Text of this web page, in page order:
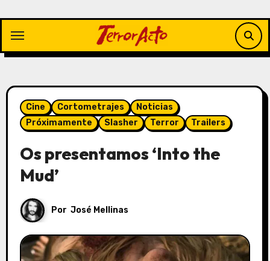
contenido
Cine Cortometrajes
Noticias
Próximamente
Slasher Terror Trailers
Os presentamos ‘Into the
Mud’
Por José Mellinas